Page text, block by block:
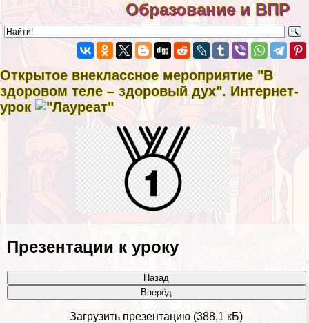
Образование и ВПР
Открытое внеклассное мероприятие "В
здоровом теле – здоровый дух". Интернет-
урок
Презентации к уроку
Назад
Вперёд
Загрузить презентацию (388,1 кБ)